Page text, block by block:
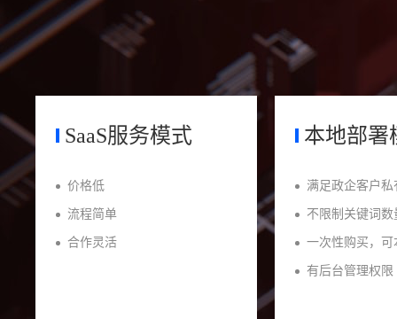
SaaS服务模式
价格低
流程简单
合作灵活
本地部署
满足政企客户
不限制关键词数
一次性购买，
有后台管理权限